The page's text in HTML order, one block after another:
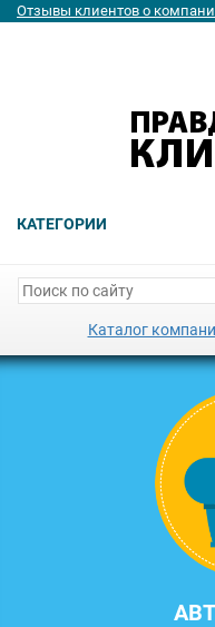
Отзывы клиентов о
КАТЕГОРИИ
Каталог